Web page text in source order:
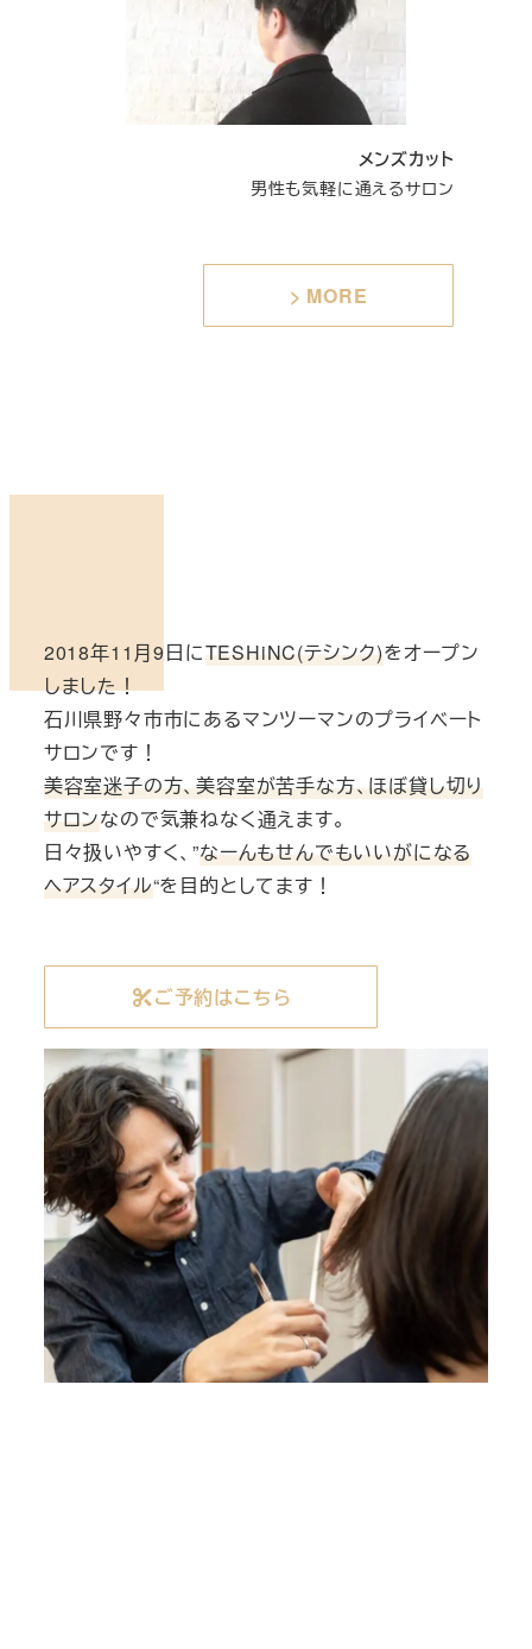
メンズカット
男性も気軽に通えるサロン
> MORE
2018年11月9日にTESHiNC(テシンク)をオープン
しました！
石川県野々市市にあるマンツーマンのプライベート
サロンです！
美容室迷子の方、美容室が苦手な方、ほぼ貸し切り
サロンなので気兼ねなく通えます。
日々扱いやすく、”なーんもせんでもいいがになる
ヘアスタイル“を目的としてます！
ご予約はこちら